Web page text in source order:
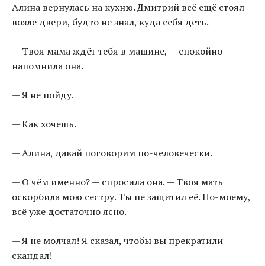
Алина вернулась на кухню. Дмитрий всё ещё стоял
возле двери, будто не знал, куда себя деть.
— Твоя мама ждёт тебя в машине, — спокойно
напомнила она.
— Я не пойду.
— Как хочешь.
— Алина, давай поговорим по-человечески.
— О чём именно? — спросила она. — Твоя мать
оскорбила мою сестру. Ты не защитил её. По-моему,
всё уже достаточно ясно.
— Я не молчал! Я сказал, чтобы вы прекратили
скандал!